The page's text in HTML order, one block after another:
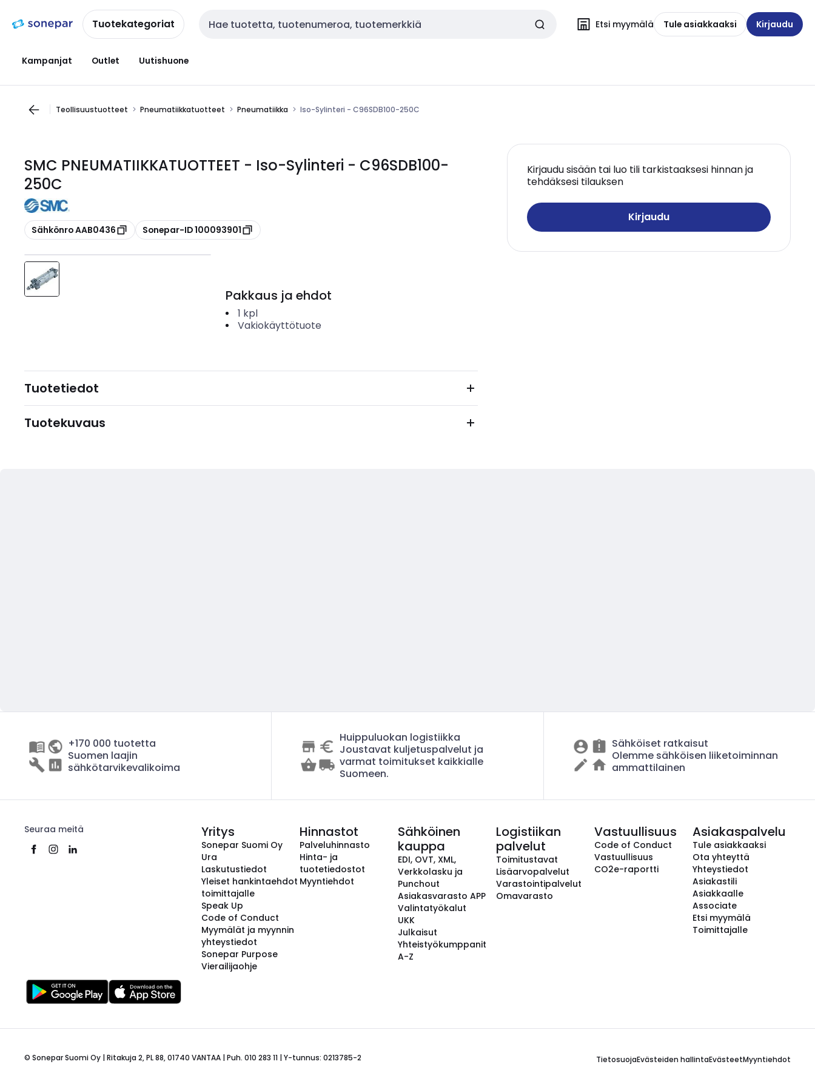
navigointiinsisältöönTuotekategoriat Haku Etsi myymälä Tule asiakkaaksi Kirjaudu
Kampanjat Outlet Uutishuone
Teollisuustuotteet Pneumatiikkatuotteet Pneumatiikka Iso-Sylinteri - C96SDB100-250C
SMC PNEUMATIIKKATUOTTEET - Iso-Sylinteri - C96SDB100-
250C
Kopioi
Sähkönro AAB0436 Kopioi
Sonepar-ID 100093901
Kirjaudu sisään tai luo tili tarkistaaksesi hinnan ja
tehdäksesi tilauksen
Kirjaudu
Pakkaus ja ehdot
1 kpl
Vakiokäyttötuote
Tuotetiedot
Tuotekuvaus
+170 000 tuotetta
Suomen laajin
sähkötarvikevalikoima
Huippuluokan logistiikka
Joustavat kuljetuspalvelut ja
varmat toimitukset kaikkialle
Suomeen.
Sähköiset ratkaisut
Olemme sähköisen liiketoiminnan
ammattilainen
Seuraa meitä Yritys
Sonepar Suomi Oy
Ura
Laskutustiedot
Yleiset hankintaehdot
toimittajalle
Speak Up
Code of Conduct
Myymälät ja myynnin
yhteystiedot
Sonepar Purpose
Vierailijaohje
Hinnastot
Palveluhinnasto
Hinta- ja
tuotetiedostot
Myyntiehdot
Sähköinen
kauppa
EDI, OVT, XML,
Verkkolasku ja
Punchout
Asiakasvarasto APP
Valintatyökalut
UKK
Julkaisut
Yhteistyökumppanit
A-Z
Logistiikan
palvelut
Toimitustavat
Lisäarvopalvelut
Varastointipalvelut
Omavarasto
Vastuullisuus
Code of Conduct
Vastuullisuus
CO2e-raportti
Asiakaspalvelu
Tule asiakkaaksi
Ota yhteyttä
Yhteystiedot
Asiakastili
Asiakkaalle
Associate
Etsi myymälä
Toimittajalle
© Sonepar Suomi Oy | Ritakuja 2, PL 88, 01740 VANTAA | Puh. 010 283 11 | Y-tunnus: 0213785-2 TietosuojaEvästeiden hallintaEvästeetMyyntiehdot